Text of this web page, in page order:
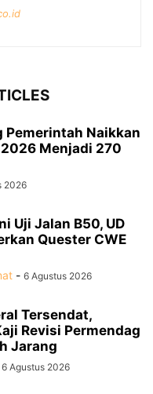
Pemerintah Naikkan
2026 Menjadi 270
2026
Uji Jalan B50, UD
Quester CWE
- 6 Agustus 2026
Tersendat,
Revisi Permendag
Jarang
6 Agustus 2026